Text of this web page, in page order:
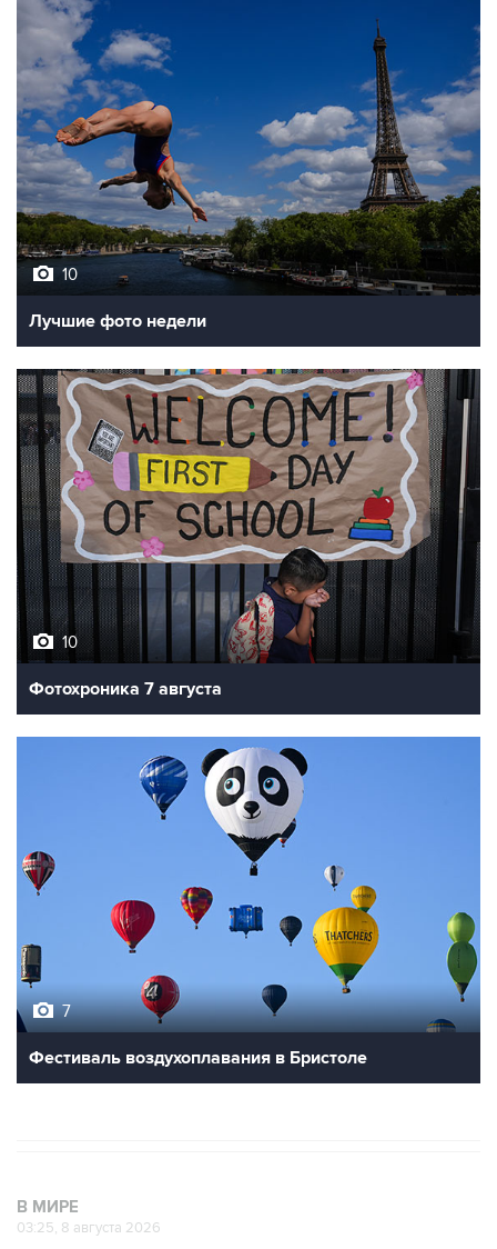
10
Лучшие фото недели
10
Фотохроника 7 августа
7
Фестиваль воздухоплавания в Бристоле
В МИРЕ
03:25, 8 августа 2026